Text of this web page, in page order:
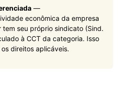
—
econômica da empresa
seu próprio sindicato (Sind.
à CCT da categoria. Isso
direitos aplicáveis.